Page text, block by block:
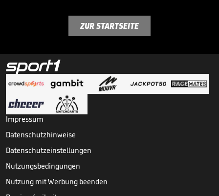
ZUR STARTSEITE
Impressum
Datenschutzhinweise
Datenschutzeinstellungen
Nutzungsbedingungen
Nutzung mit Werbung beenden